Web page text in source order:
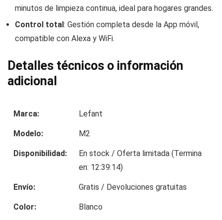
minutos de limpieza continua, ideal para hogares grandes.
Control total : Gestión completa desde la App móvil,
compatible con Alexa y WiFi.
Detalles técnicos o información
adicional
Marca: Lefant
Modelo: M2
Disponibilidad:
En stock / Oferta limitada (Termina
en: 12:39:14)
Envío: Gratis / Devoluciones gratuitas
Color: Blanco